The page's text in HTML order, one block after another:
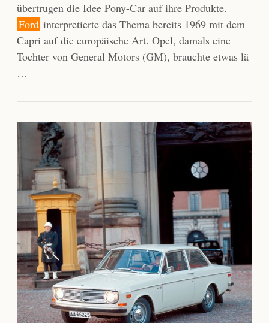
übertrugen die Idee Pony-Car auf ihre Produkte.
Ford interpretierte das Thema bereits 1969 mit dem
Capri auf die europäische Art. Opel, damals eine
Tochter von General Motors (GM), brauchte etwas lä
…